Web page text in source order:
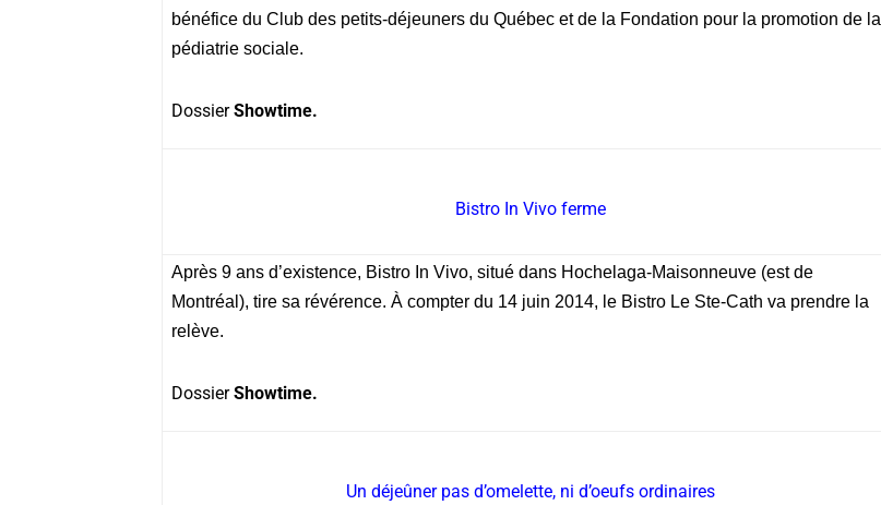
bénéfice du Club des petits-déjeuners du Québec et de la Fondation pour la promotion de la
pédiatrie sociale.
DossierShowtime.
Bistro In Vivo ferme
Après 9 ans d’existence, Bistro In Vivo, situé dans Hochelaga-Maisonneuve (est de
Montréal), tire sa révérence. À compter du 14 juin 2014, le Bistro Le Ste-Cath va prendre la
relève.
DossierShowtime.
Un déjeûner pas d’omelette, ni d’oeufs ordinaires